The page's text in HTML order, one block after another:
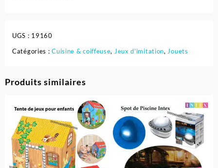
UGS : 19160
Catégories :Cuisine & coiffeuse, Jeux d'imitation, Jouets
Produits similaires